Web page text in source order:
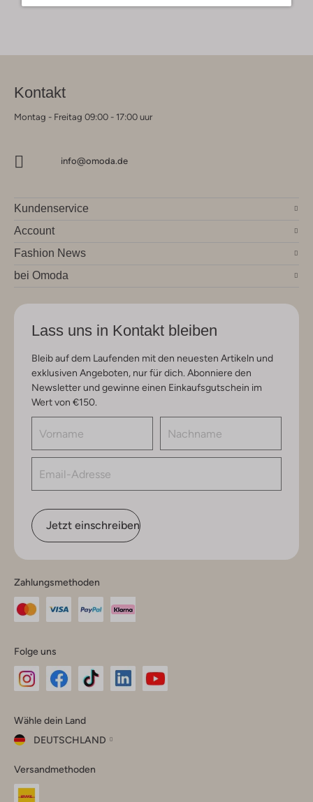
Kontakt
Montag - Freitag 09:00 - 17:00 uur
info@omoda.de
Kundenservice
Account
Fashion News
bei Omoda
Lass uns in Kontakt bleiben
Bleib auf dem Laufenden mit den neuesten Artikeln und
exklusiven Angeboten, nur für dich. Abonniere den
Newsletter und gewinne einen Einkaufsgutschein im
Wert von €150.
Jetzt einschreiben
Zahlungsmethoden
Folge uns
Instagram
Facebook
TikTok
Wähle dein Land
DEUTSCHLAND
dein
Land
Versandmethoden